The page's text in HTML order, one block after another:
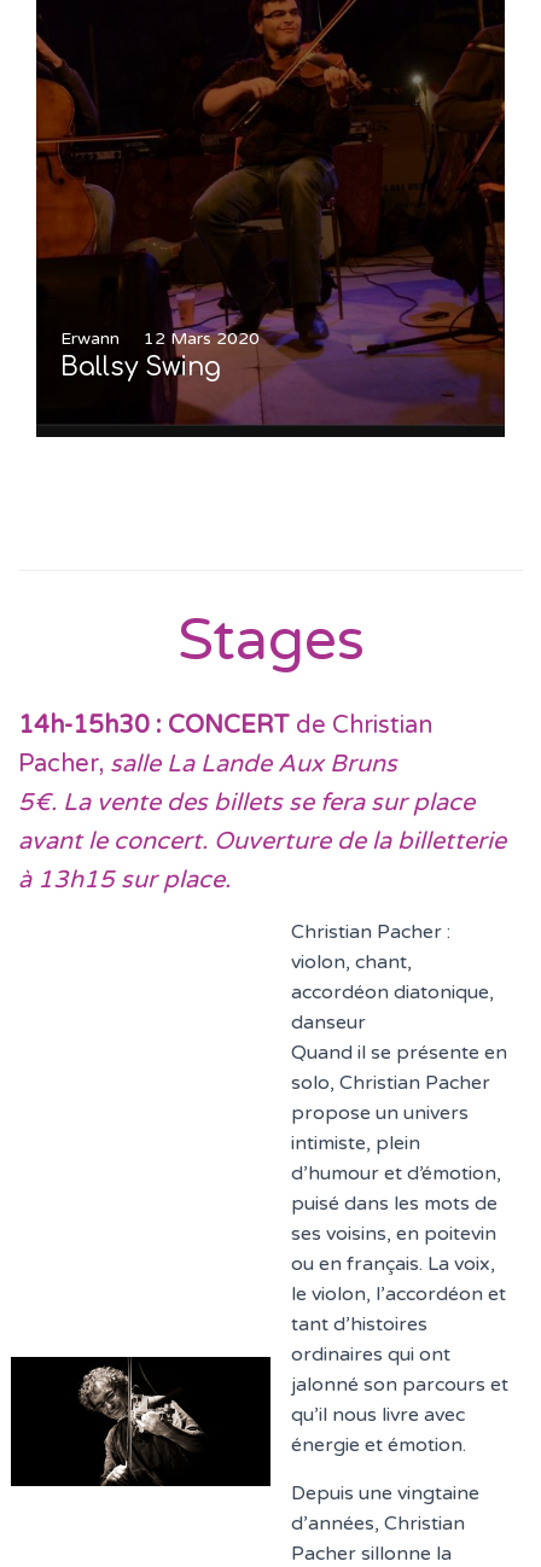
Erwann 12 Mars 2020
Ballsy Swing
Stages
14h-15h30 : CONCERT de Christian
Pacher, salle La Lande Aux Bruns
5€. La vente des billets se fera sur place
avant le concert. Ouverture de la billetterie
à 13h15 sur place.
Christian Pacher :
violon, chant,
accordéon diatonique,
danseur
Quand il se présente en
solo, Christian Pacher
propose un univers
intimiste, plein
d’humour et d’émotion,
puisé dans les mots de
ses voisins, en poitevin
ou en français. La voix,
le violon, l’accordéon et
tant d’histoires
ordinaires qui ont
jalonné son parcours et
qu’il nous livre avec
énergie et émotion.
Depuis une vingtaine
d’années, Christian
Pacher sillonne la